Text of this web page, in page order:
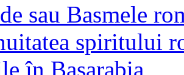
sau Basmele
spiritului
în Basarabia